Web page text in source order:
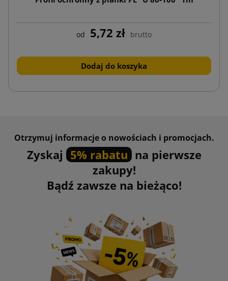
od 5,72 zł brutto
Dodaj do koszyka
Otrzymuj informacje o nowościach i promocjach.
Zyskaj 5% rabatu na pierwsze
zakupy!
Bądź zawsze na bieżąco!